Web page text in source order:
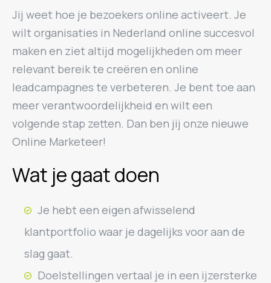
Jij weet hoe je bezoekers online activeert. Je
wilt organisaties in Nederland online succesvol
maken en ziet altijd mogelijkheden om meer
relevant bereik te creëren en online
leadcampagnes te verbeteren. Je bent toe aan
meer verantwoordelijkheid en wilt een
volgende stap zetten. Dan ben jij onze nieuwe
Online Marketeer!
Wat je gaat doen
Je hebt een eigen afwisselend
klantportfolio waar je dagelijks voor aan de
slag gaat.
Doelstellingen vertaal je in een ijzersterke